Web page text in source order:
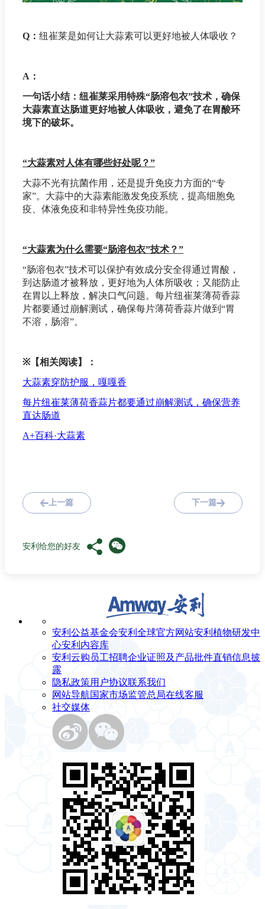
Q： 纽崔莱是如何让大蒜素可以更好地被人体吸收？
A：
一句话小结：纽崔莱采用特殊“肠溶包衣”技术，确保
大蒜素直达肠道更好地被人体吸收，避免了在胃酸环
境下的破坏。
“大蒜素对人体有哪些好处呢？”
大蒜不光有抗菌作用，还是提升免疫力方面的“专
家”。大蒜中的大蒜素能激发免疫系统，提高细胞免
疫、体液免疫和非特异性免疫功能。
“大蒜素为什么需要“肠溶包衣”技术？”
“肠溶包衣”技术可以保护有效成分安全得通过胃酸，
到达肠道才被释放，更好地为人体所吸收；又能防止
在胃以上释放，解决口气问题。每片纽崔莱薄荷香蒜
片都要通过崩解测试，确保每片薄荷香蒜片做到“胃
不溶，肠溶”。
※【相关阅读】：
大蒜素穿防护服，嘎嘎香
每片纽崔莱薄荷香蒜片都要通过崩解测试，确保营养
直达肠道
A+百科·大蒜素
上一篇 下一篇
安利给您的好友
安利公益基金会安利全球官方网站安利植物研发中
心安利内容库
安利云购 员工招聘企业证照及产品批件直销信息披
露
隐私政策用户协议联系我们
网站导航国家市场监管总局在线客服
社交媒体